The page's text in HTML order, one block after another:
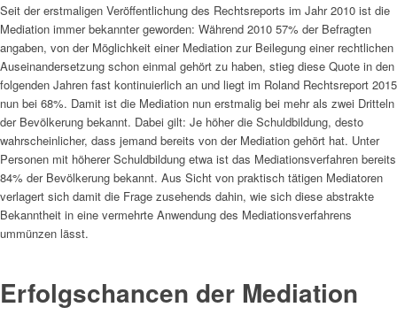
Seit der erstmaligen Veröffentlichung des Rechtsreports im Jahr 2010 ist die
Mediation immer bekannter geworden: Während 2010 57% der Befragten
angaben, von der Möglichkeit einer Mediation zur Beilegung einer rechtlichen
Auseinandersetzung schon einmal gehört zu haben, stieg diese Quote in den
folgenden Jahren fast kontinuierlich an und liegt im Roland Rechtsreport 2015
nun bei 68%. Damit ist die Mediation nun erstmalig bei mehr als zwei Dritteln
der Bevölkerung bekannt. Dabei gilt: Je höher die Schuldbildung, desto
wahrscheinlicher, dass jemand bereits von der Mediation gehört hat. Unter
Personen mit höherer Schuldbildung etwa ist das Mediationsverfahren bereits
84% der Bevölkerung bekannt. Aus Sicht von praktisch tätigen Mediatoren
verlagert sich damit die Frage zusehends dahin, wie sich diese abstrakte
Bekanntheit in eine vermehrte Anwendung des Mediationsverfahrens
ummünzen lässt.
Erfolgschancen der Mediation